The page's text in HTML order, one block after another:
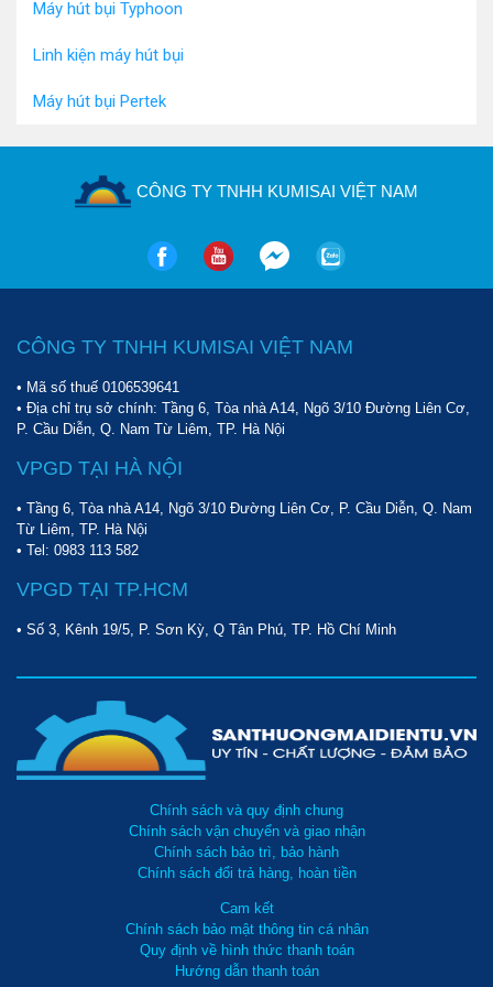
mà còn mang lại hiệu năng làm việc đáng kinh ngạc.
Tìm hiểu chi tiết về máy hút bụi Typhoon - Italy
Sau nhiều năm phát triển và cải tiến công nghệ, Typhoon đã
nỗ lực giới thiệu đến người sử dụng hàng loạt model chất
lượng. Các sản phẩm này đã giúp quá trình vệ sinh trở nên
thuận tiện, nhẹ nhàng hơn rất nhiều.
Typhoon tiếp cận thị trường bằng cách tung ra nhiều sản
phẩm đa dạng với nhiều công suất, mức giá khác nhau. Khác
với các thương hiệu khác, Typhoon phát triển cả dòng máy
hút bụi công nghiệp với công suất lớn lẫn các model mini.
Các sản phẩm được đánh giá với các tiêu chí sau:
Thiết kế và cấu tạo tiện dụng
Máy hút bụi Typhoon
Linh kiện máy hút bụi
Máy hút bụi Pertek
CÔNG TY TNHH KUMISAI VIỆT NAM
CÔNG TY TNHH KUMISAI VIỆT NAM
• Mã số thuế 0106539641
• Địa chỉ trụ sở chính: Tầng 6, Tòa nhà A14, Ngõ 3/10 Đường Liên Cơ,
P. Cầu Diễn, Q. Nam Từ Liêm, TP. Hà Nội
VPGD TẠI HÀ NỘI
• Tầng 6, Tòa nhà A14, Ngõ 3/10 Đường Liên Cơ, P. Cầu Diễn, Q. Nam
Từ Liêm, TP. Hà Nội
• Tel: 0983 113 582
VPGD TẠI TP.HCM
• Số 3, Kênh 19/5, P. Sơn Kỳ, Q Tân Phú, TP. Hồ Chí Minh
Chính sách và quy định chung
Chính sách vận chuyển và giao nhận
Chính sách bảo trì, bảo hành
Chính sách đổi trả hàng, hoàn tiền
Cam kết
Chính sách bảo mật thông tin cá nhân
Quy định về hình thức thanh toán
Hướng dẫn thanh toán